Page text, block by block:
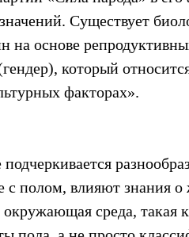
Существует
основе
который
факторах».
с полом, влияют знания
среда, такая